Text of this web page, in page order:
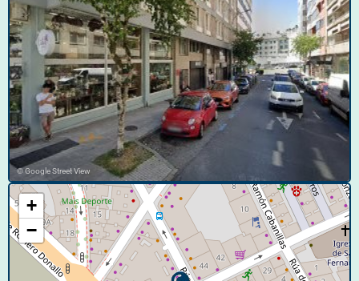
© Google Street View
+
−